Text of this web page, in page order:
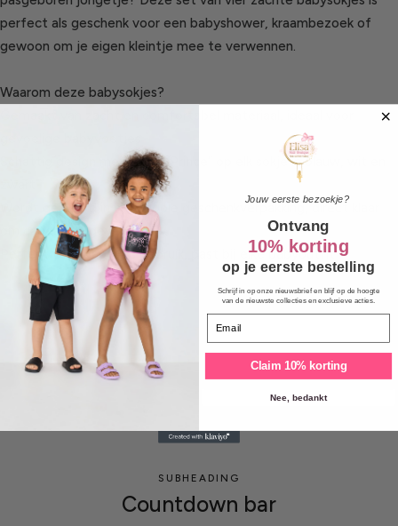
perfect als geschenk voor een babyshower, kraambezoek of
gewoon om je eigen kleintje mee te verwennen.
Waarom deze babysokjes?
Schattig design met “Little Prince” op elk sokje in blauw, wit en
Wordt geleverd in een mooie geschenkverpakking, direct klaar
om cadeau te geven
Perfect voor dagelijks gebruik, past bij elke babyoutfit
SUBHEADING
Countdown bar
Jouw eerste bezoekje?
Ontvang
10% korting
op je eerste bestelling
Schrijf in op onze nieuwsbrief en blijf op de hoogte
van de nieuwste collecties en exclusieve acties.
Claim 10% korting
Nee, bedankt